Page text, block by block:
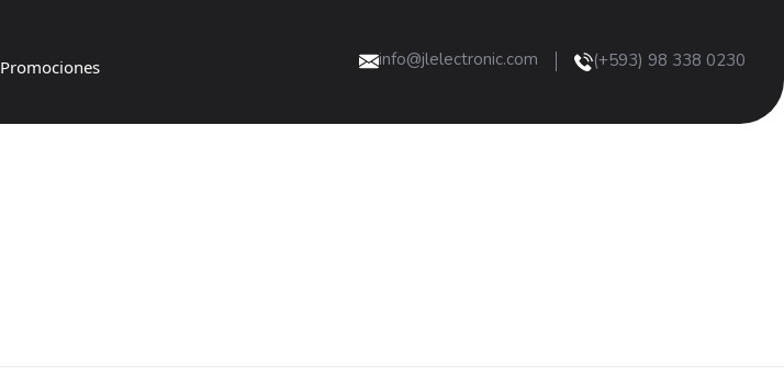
Promociones info@jlelectronic.com (+593) 98 338 0230